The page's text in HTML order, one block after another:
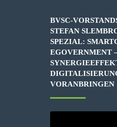
BVSC-
STEFAN
SPEZIAL:
EGOVERNMENT
VORANBRINGEN